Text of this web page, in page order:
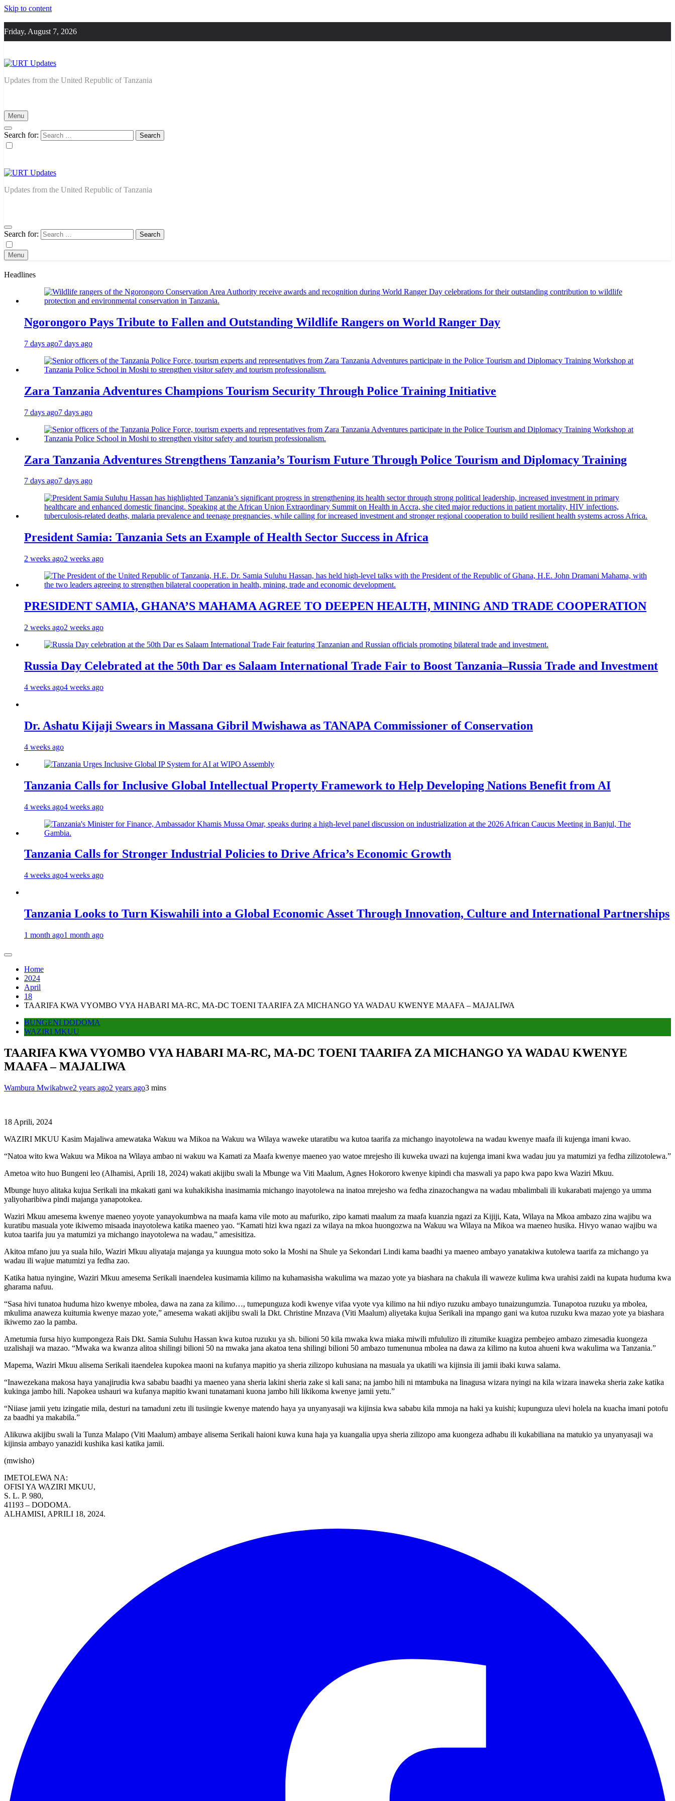
Skip to content
Friday, August 7, 2026
URT Updates
Updates from the United Republic of Tanzania
Menu
Search for:
URT Updates
Updates from the United Republic of Tanzania
Search for:
Menu
Headlines
Ngorongoro Pays Tribute to Fallen and Outstanding Wildlife Rangers on World Ranger Day
7 days ago7 days ago
Zara Tanzania Adventures Champions Tourism Security Through Police Training Initiative
7 days ago7 days ago
Zara Tanzania Adventures Strengthens Tanzania’s Tourism Future Through Police Tourism and Diplomacy Training
7 days ago7 days ago
President Samia: Tanzania Sets an Example of Health Sector Success in Africa
2 weeks ago2 weeks ago
PRESIDENT SAMIA, GHANA’S MAHAMA AGREE TO DEEPEN HEALTH, MINING AND TRADE COOPERATION
2 weeks ago2 weeks ago
Russia Day Celebrated at the 50th Dar es Salaam International Trade Fair to Boost Tanzania–Russia Trade and Investment
4 weeks ago4 weeks ago
Dr. Ashatu Kijaji Swears in Massana Gibril Mwishawa as TANAPA Commissioner of Conservation
4 weeks ago
Tanzania Calls for Inclusive Global Intellectual Property Framework to Help Developing Nations Benefit from AI
4 weeks ago4 weeks ago
Tanzania Calls for Stronger Industrial Policies to Drive Africa’s Economic Growth
4 weeks ago4 weeks ago
Tanzania Looks to Turn Kiswahili into a Global Economic Asset Through Innovation, Culture and International Partnerships
1 month ago1 month ago
Home
2024
April
18
TAARIFA KWA VYOMBO VYA HABARI MA-RC, MA-DC TOENI TAARIFA ZA MICHANGO YA WADAU KWENYE MAAFA – MAJALIWA
BUNGENI DODOMA
WAZIRI MKUU
TAARIFA KWA VYOMBO VYA HABARI MA-RC, MA-DC TOENI TAARIFA ZA MICHANGO YA WADAU KWENYE
MAAFA – MAJALIWA
Wambura Mwikabwe2 years ago2 years ago3 mins
18 Aprili, 2024
WAZIRI MKUU Kasim Majaliwa amewataka Wakuu wa Mikoa na Wakuu wa Wilaya waweke utaratibu wa kutoa taarifa za michango inayotolewa na wadau kwenye maafa ili kujenga imani kwao.
“Natoa wito kwa Wakuu wa Mikoa na Wilaya ambao ni wakuu wa Kamati za Maafa kwenye maeneo yao watoe mrejesho ili kuweka uwazi na kujenga imani kwa wadau juu ya matumizi ya fedha zilizotolewa.”
Ametoa wito huo Bungeni leo (Alhamisi, Aprili 18, 2024) wakati akijibu swali la Mbunge wa Viti Maalum, Agnes Hokororo kwenye kipindi cha maswali ya papo kwa papo kwa Waziri Mkuu.
Mbunge huyo alitaka kujua Serikali ina mkakati gani wa kuhakikisha inasimamia michango inayotolewa na inatoa mrejesho wa fedha zinazochangwa na wadau mbalimbali ili kukarabati majengo ya umma
yaliyoharibiwa pindi majanga yanapotokea.
Waziri Mkuu amesema kwenye maeneo yoyote yanayokumbwa na maafa kama vile moto au mafuriko, zipo kamati maalum za maafa kuanzia ngazi za Kijiji, Kata, Wilaya na Mkoa ambazo zina wajibu wa
kuratibu masuala yote ikiwemo misaada inayotolewa katika maeneo yao. “Kamati hizi kwa ngazi za wilaya na mkoa huongozwa na Wakuu wa Wilaya na Mikoa wa maeneo husika. Hivyo wanao wajibu wa
kutoa taarifa juu ya matumizi ya michango inayotolewa na wadau,” amesisitiza.
Akitoa mfano juu ya suala hilo, Waziri Mkuu aliyataja majanga ya kuungua moto soko la Moshi na Shule ya Sekondari Lindi kama baadhi ya maeneo ambayo yanatakiwa kutolewa taarifa za michango ya
wadau ili wajue matumizi ya fedha zao.
Katika hatua nyingine, Waziri Mkuu amesema Serikali inaendelea kusimamia kilimo na kuhamasisha wakulima wa mazao yote ya biashara na chakula ili waweze kulima kwa urahisi zaidi na kupata huduma kwa
gharama nafuu.
“Sasa hivi tunatoa huduma hizo kwenye mbolea, dawa na zana za kilimo…, tumepunguza kodi kwenye vifaa vyote vya kilimo na hii ndiyo ruzuku ambayo tunaizungumzia. Tunapotoa ruzuku ya mbolea,
mkulima anaweza kuitumia kwenye mazao yote,” amesema wakati akijibu swali la Dkt. Christine Mnzava (Viti Maalum) aliyetaka kujua Serikali ina mpango gani wa kutoa ruzuku kwa mazao yote ya biashara
ikiwemo zao la pamba.
Ametumia fursa hiyo kumpongeza Rais Dkt. Samia Suluhu Hassan kwa kutoa ruzuku ya sh. bilioni 50 kila mwaka kwa miaka miwili mfululizo ili zitumike kuagiza pembejeo ambazo zimesadia kuongeza
uzalishaji wa mazao. “Mwaka wa kwanza alitoa shilingi bilioni 50 na mwaka jana akatoa tena shilingi bilioni 50 ambazo tumenunua mbolea na dawa za kilimo na kutoa ahueni kwa wakulima wa Tanzania.”
Mapema, Waziri Mkuu alisema Serikali itaendelea kupokea maoni na kufanya mapitio ya sheria zilizopo kuhusiana na masuala ya ukatili wa kijinsia ili jamii ibaki kuwa salama.
“Inawezekana makosa haya yanajirudia kwa sababu baadhi ya maeneo yana sheria lakini sheria zake si kali sana; na jambo hili ni mtambuka na linagusa wizara nyingi na kila wizara inaweka sheria zake katika
kukinga jambo hili. Napokea ushauri wa kufanya mapitio kwani tunatamani kuona jambo hili likikoma kwenye jamii yetu.”
“Niiase jamii yetu izingatie mila, desturi na tamaduni zetu ili tusiingie kwenye matendo haya ya unyanyasaji wa kijinsia kwa sababu kila mmoja na haki ya kuishi; kupunguza ulevi holela na kuacha imani potofu
za baadhi ya makabila.”
Alikuwa akijibu swali la Tunza Malapo (Viti Maalum) ambaye alisema Serikali haioni kuwa kuna haja ya kuangalia upya sheria zilizopo ama kuongeza adhabu ili kukabiliana na matukio ya unyanyasaji wa
kijinsia ambayo yanazidi kushika kasi katika jamii.
(mwisho)
IMETOLEWA NA:
OFISI YA WAZIRI MKUU,
S. L. P. 980,
41193 – DODOMA.
ALHAMISI, APRILI 18, 2024.